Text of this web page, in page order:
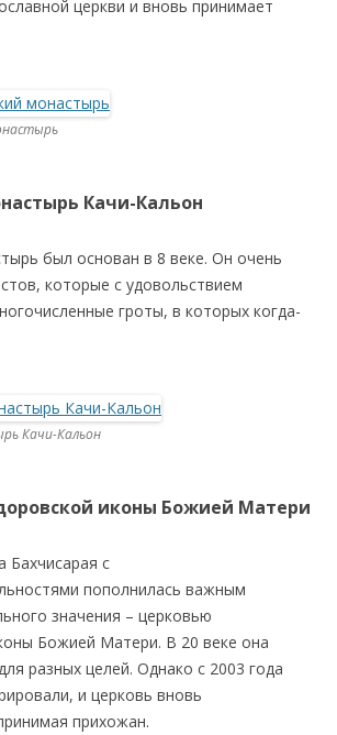
церкви и вновь принимает
Качи-Кальон
был основан в 8 веке. Он очень
которые с удовольствием
гроты, в которых когда-
Качи-Кальон
иконы Божией Матери
Бахчисарая с
пополнилась важным
значения – церковью
Божией Матери. В 20 веке она
разных целей. Однако с 2003 года
и церковь вновь
прихожан.